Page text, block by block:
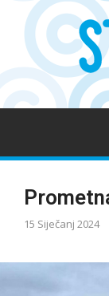
15 Siječanj 2024